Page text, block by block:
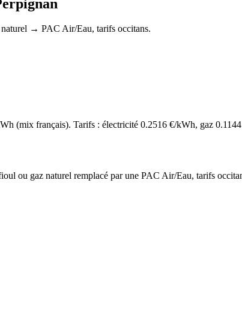
→ PAC Air/Eau, tarifs occitans.
(mix français). Tarifs : électricité 0.2516 €/kWh, gaz 0.1144
ou gaz naturel remplacé par une PAC Air/Eau, tarifs